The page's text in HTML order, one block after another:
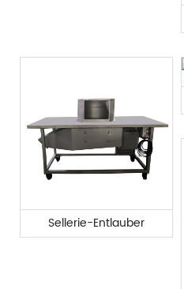
Sellerie-Entlauber